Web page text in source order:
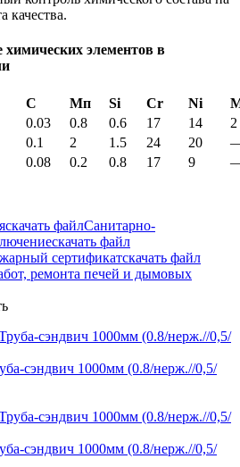
качества.
химических элементов в
С Мп Si Cr Ni
0.03 0.8 0.6 17 14
2
0.1 2 1.5 24 20
0.08 0.2 0.8 17 9
скачать файлСанитарно-
скачать файл
сертификатскачать файл
ремонта печей и дымовых
сэндвич 1000мм (0.8/нерж.//0,5/
сэндвич 1000мм (0.8/нерж.//0,5/